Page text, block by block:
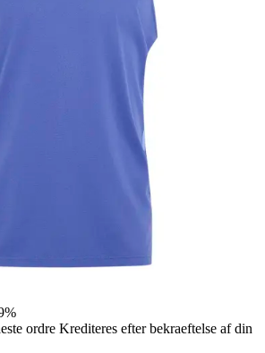
ordre Krediteres efter bekraeftelse af din